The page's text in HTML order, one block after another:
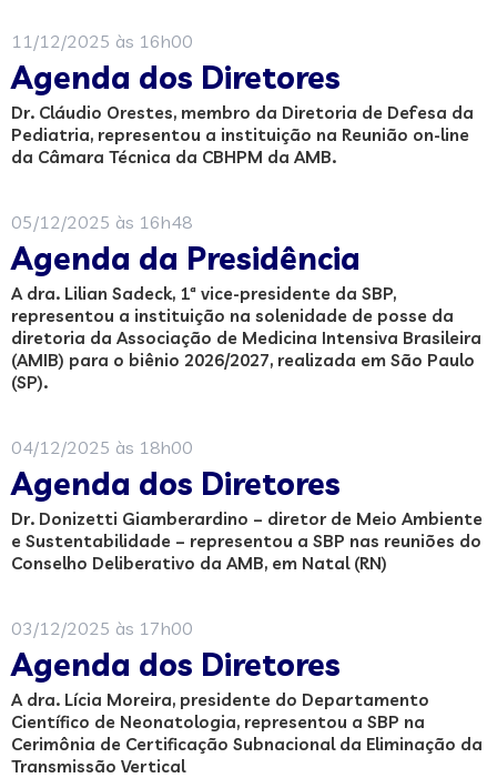
11/12/2025 às 16h00
Agenda dos Diretores
Dr. Cláudio Orestes, membro da Diretoria de Defesa da
Pediatria, representou a instituição na Reunião on-line
da Câmara Técnica da CBHPM da AMB.
05/12/2025 às 16h48
Agenda da Presidência
A dra. Lilian Sadeck, 1ª vice-presidente da SBP,
representou a instituição na solenidade de posse da
diretoria da Associação de Medicina Intensiva Brasileira
(AMIB) para o biênio 2026/2027, realizada em São Paulo
(SP).
04/12/2025 às 18h00
Agenda dos Diretores
Dr. Donizetti Giamberardino – diretor de Meio Ambiente
e Sustentabilidade – representou a SBP nas reuniões do
Conselho Deliberativo da AMB, em Natal (RN)
03/12/2025 às 17h00
Agenda dos Diretores
A dra. Lícia Moreira, presidente do Departamento
Científico de Neonatologia, representou a SBP na
Cerimônia de Certificação Subnacional da Eliminação da
Transmissão Vertical